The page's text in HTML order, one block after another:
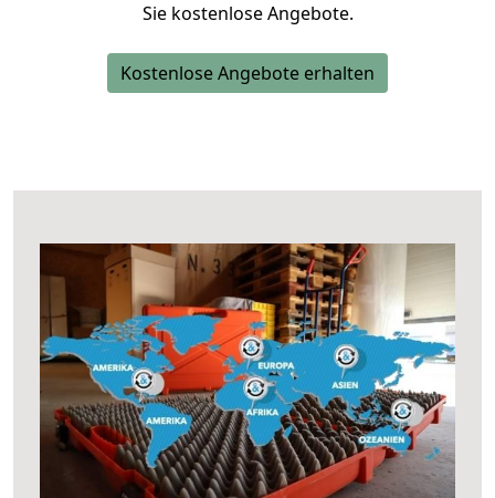
Sie kostenlose Angebote.
Kostenlose Angebote erhalten